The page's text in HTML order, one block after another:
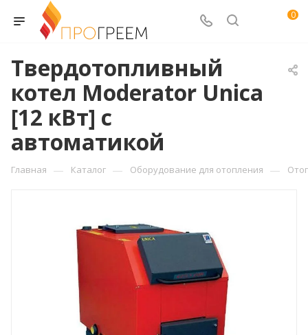
0
Твердотопливный
котел Moderator Unica
[12 кВт] с
автоматикой
Главная — Каталог — Оборудование для отопления —